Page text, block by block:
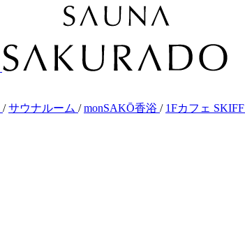
/ サウナルーム / monSAKŌ香浴 / 1Fカフェ SKIFF